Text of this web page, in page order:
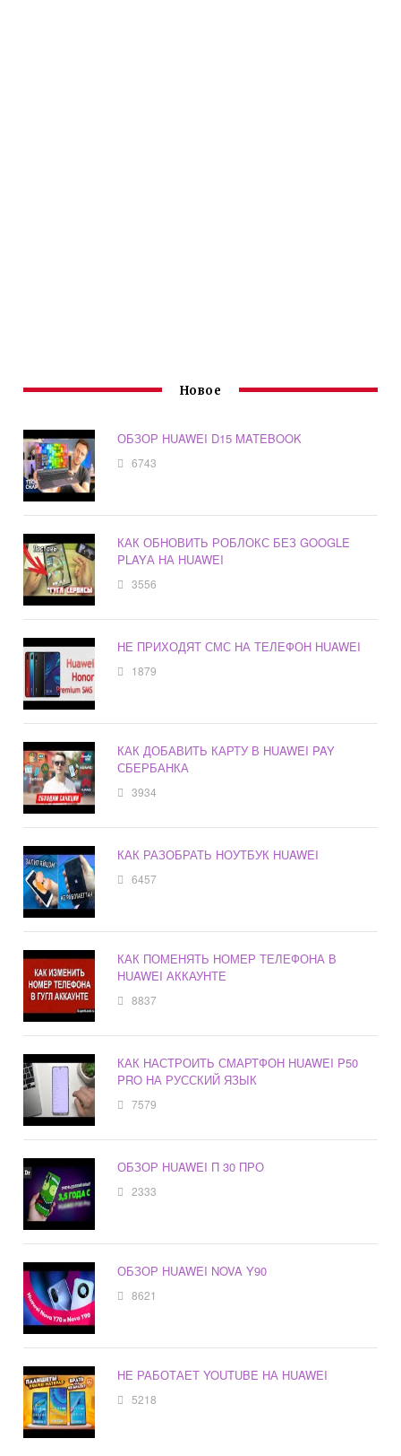
Новое
ОБЗОР HUAWEI D15 MATEBOOK
6743
КАК ОБНОВИТЬ РОБЛОКС БЕЗ GOOGLE
PLAYА НА HUAWEI
3556
НЕ ПРИХОДЯТ СМС НА ТЕЛЕФОН HUAWEI
1879
КАК ДОБАВИТЬ КАРТУ В HUAWEI PAY
СБЕРБАНКА
3934
КАК РАЗОБРАТЬ НОУТБУК HUAWEI
6457
КАК ПОМЕНЯТЬ НОМЕР ТЕЛЕФОНА В
HUAWEI АККАУНТЕ
8837
КАК НАСТРОИТЬ СМАРТФОН HUAWEI P50
PRO НА РУССКИЙ ЯЗЫК
7579
ОБЗОР HUAWEI П 30 ПРО
2333
ОБЗОР HUAWEI NOVA Y90
8621
НЕ РАБОТАЕТ YOUTUBE НА HUAWEI
5218